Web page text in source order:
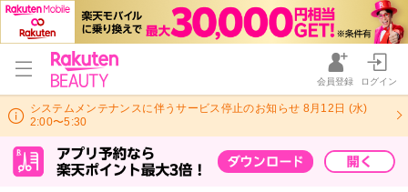
会員登録 ログイン
システムメンテナンスに伴うサービス停止のお知らせ 8月12日 (水)
2:00〜5:30